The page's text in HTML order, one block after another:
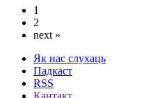
1
2
next »
Як нас слухаць
Падкаст
RSS